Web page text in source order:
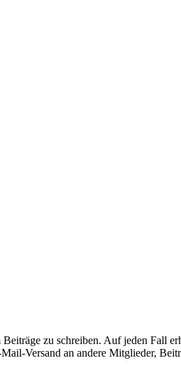
zu schreiben. Auf jeden Fall
Versand an andere Mitglieder,